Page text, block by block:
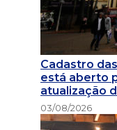
Cadastro
está aberto
atualização
03/08/2026